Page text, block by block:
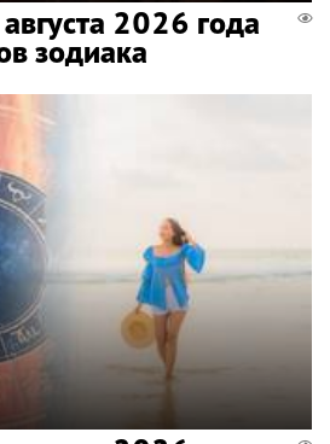
2026 года
зодиака